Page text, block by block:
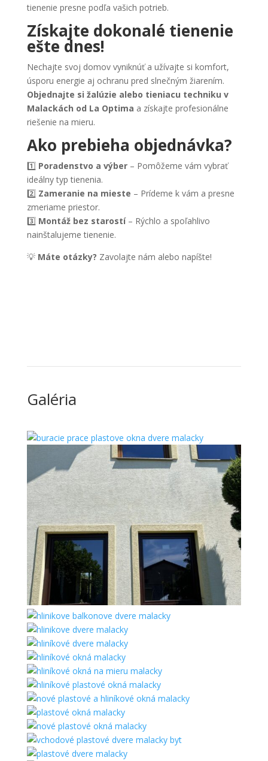
tienenie presne podľa vašich potrieb.
Získajte dokonalé tienenie
ešte dnes!
Nechajte svoj domov vyniknúť a užívajte si komfort,
úsporu energie aj ochranu pred slnečným žiarením.
Objednajte si žalúzie alebo tieniacu techniku v
Malackách od La Optima a získajte profesionálne
riešenie na mieru.
Ako prebieha objednávka?
1️⃣ Poradenstvo a výber– Pomôžeme vám vybrať
ideálny typ tienenia.
2️⃣ Zameranie na mieste – Prídeme k vám a presne
zmeriame priestor.
3️⃣ Montáž bez starostí– Rýchlo a spoľahlivo
nainštalujeme tienenie.
💡 Máte otázky? Zavolajte nám alebo napíšte!
Galéria